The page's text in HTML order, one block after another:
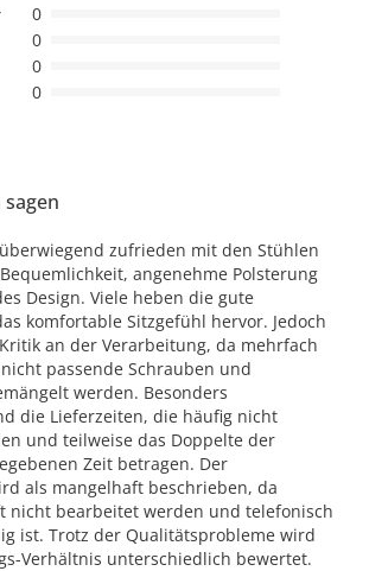
0
0
0
0
zufrieden mit den Stühlen
angenehme Polsterung
Design. Viele heben die gute
komfortable Sitzgefühl hervor. Jedoch
an der Verarbeitung, da mehrfach
passende Schrauben und
werden. Besonders
die Lieferzeiten, die häufig nicht
und teilweise das Doppelte der
Zeit betragen. Der
als mangelhaft beschrieben, da
nicht bearbeitet werden und telefonisch
ist. Trotz der Qualitätsprobleme wird
Verhältnis unterschiedlich bewertet.